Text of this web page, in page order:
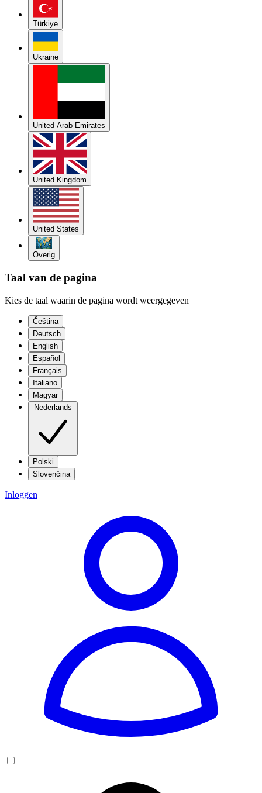
Türkiye
Ukraine
United Arab Emirates
United Kingdom
United States
Overig
Taal van de pagina
Kies de taal waarin de pagina wordt weergegeven
Čeština
Deutsch
English
Español
Français
Italiano
Magyar
Nederlands
Polski
Slovenčina
Inloggen